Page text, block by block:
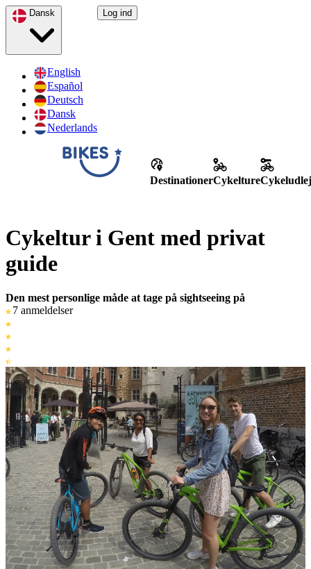
English
Español
Deutsch
Dansk
Nederlands
Log ind
DestinationerCykelture
Cykeltur i Gent med privat
guide
Den mest personlige måde at tage på sightseeing på
7 anmeldelser